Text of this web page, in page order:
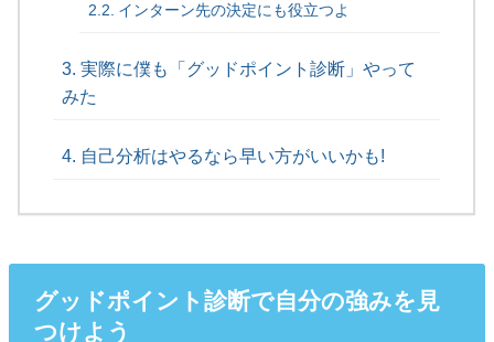
インターン先の決定にも役立つよ
実際に僕も「グッドポイント診断」やって
みた
自己分析はやるなら早い方がいいかも!
グッドポイント診断で自分の強みを見
つけよう